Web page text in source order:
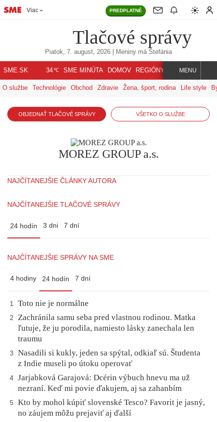
Viac PREDPLATNÉ
Tlačové správy
Piatok, 7. august, 2026 | Meniny má Štefánia
SME.SK 34℃ SME MINÚTA DOMOV REGIÓNY INDEX SVET
MENU
O službe Technológie Obchod Zdravie Žena, šport, rodina Life style
OBJEDNAŤ TLAČOVÉ SPRÁVY VŠETKO O SLUŽBE
MOREZ GROUP a.s.
NAJČÍTANEJŠIE ČLÁNKY AUTORA
NAJČÍTANEJŠIE TLAČOVÉ SPRÁVY
24 hodín 3 dni 7 dní
NAJČÍTANEJŠIE SPRÁVY NA SME
4 hodiny 24 hodín 7 dní
1 Toto nie je normálne
2
Zachránila samu seba pred vlastnou rodinou. Matka
ľutuje, že ju porodila, namiesto lásky zanechala len
traumu
3
Nasadili si kukly, jeden sa spýtal, odkiaľ sú. Študenta
z Indie museli po útoku operovať
4 Jarjabková Garajová: Dcérin výbuch hnevu ma už
nezraní. Keď mi povie ďakujem, aj sa zahanbím
5
Kto by mohol kúpiť slovenské Tesco? Favorit je jasný,
no záujem môžu prejaviť aj ďalší